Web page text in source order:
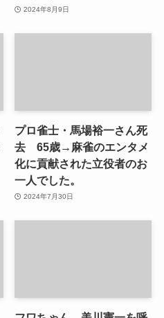
2024年8月9日
プロ雀士・馬場裕一さん死
去 65歳→麻雀のエンタメ
化に貢献された立役者のお
一人でした。
2024年7月30日